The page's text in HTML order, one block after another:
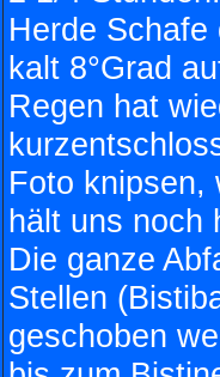
Herde
kalt 8°Grad
Regen hat
Foto knipsen,
hält uns noch
Die ganze
Stellen
geschoben